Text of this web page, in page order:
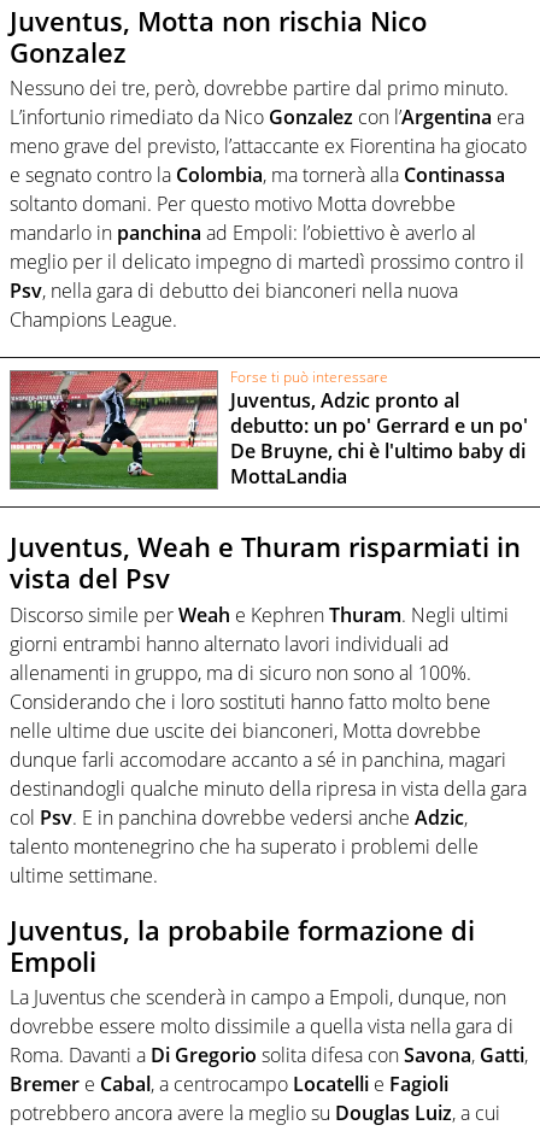
Juventus, Motta non rischia Nico
Gonzalez
Nessuno dei tre, però, dovrebbe partire dal primo minuto.
L’infortunio rimediato da Nico Gonzalez con l’Argentina era
meno grave del previsto, l’attaccante ex Fiorentina ha giocato
e segnato contro la Colombia, ma tornerà alla Continassa
soltanto domani. Per questo motivo Motta dovrebbe
mandarlo in panchina ad Empoli: l’obiettivo è averlo al
meglio per il delicato impegno di martedì prossimo contro il
Psv, nella gara di debutto dei bianconeri nella nuova
Champions League.
Forse ti può interessare
Juventus, Adzic pronto al
debutto: un po' Gerrard e un po'
De Bruyne, chi è l'ultimo baby di
MottaLandia
Juventus, Weah e Thuram risparmiati in
vista del Psv
Discorso simile perWeah e KephrenThuram. Negli ultimi
giorni entrambi hanno alternato lavori individuali ad
allenamenti in gruppo, ma di sicuro non sono al 100%.
Considerando che i loro sostituti hanno fatto molto bene
nelle ultime due uscite dei bianconeri, Motta dovrebbe
dunque farli accomodare accanto a sé in panchina, magari
destinandogli qualche minuto della ripresa in vista della gara
col Psv. E in panchina dovrebbe vedersi anche Adzic,
talento montenegrino che ha superato i problemi delle
ultime settimane.
Juventus, la probabile formazione di
Empoli
La Juventus che scenderà in campo a Empoli, dunque, non
dovrebbe essere molto dissimile a quella vista nella gara di
Roma. Davanti a Di Gregorio solita difesa conSavona, Gatti,
Bremer e Cabal, a centrocampo Locatelli e Fagioli
potrebbero ancora avere la meglio su Douglas Luiz, a cui